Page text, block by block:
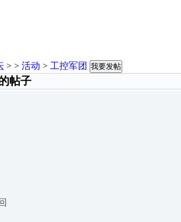
> > 活动 > 工控军团 我要发帖
帖子